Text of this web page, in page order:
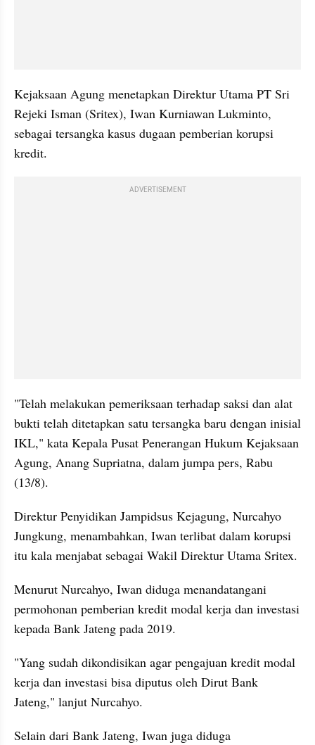
Kejaksaan Agung menetapkan Direktur Utama PT Sri
Rejeki Isman (Sritex), Iwan Kurniawan Lukminto,
sebagai tersangka kasus dugaan pemberian korupsi
kredit.
ADVERTISEMENT
"Telah melakukan pemeriksaan terhadap saksi dan alat
bukti telah ditetapkan satu tersangka baru dengan inisial
IKL," kata Kepala Pusat Penerangan Hukum Kejaksaan
Agung, Anang Supriatna, dalam jumpa pers, Rabu
(13/8).
Direktur Penyidikan Jampidsus Kejagung, Nurcahyo
Jungkung, menambahkan, Iwan terlibat dalam korupsi
itu kala menjabat sebagai Wakil Direktur Utama Sritex.
Menurut Nurcahyo, Iwan diduga menandatangani
permohonan pemberian kredit modal kerja dan investasi
kepada Bank Jateng pada 2019.
"Yang sudah dikondisikan agar pengajuan kredit modal
kerja dan investasi bisa diputus oleh Dirut Bank
Jateng," lanjut Nurcahyo.
Selain dari Bank Jateng, Iwan juga diduga